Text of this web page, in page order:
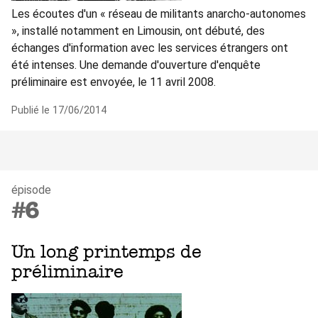
Les écoutes d'un « réseau de militants anarcho-autonomes
», installé notamment en Limousin, ont débuté, des
échanges d'information avec les services étrangers ont
été intenses. Une demande d'ouverture d'enquête
préliminaire est envoyée, le 11 avril 2008.
Publié le 17/06/2014
épisode
#6
Un long printemps de
préliminaire